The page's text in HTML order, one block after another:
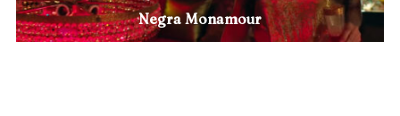
Negra Monamour